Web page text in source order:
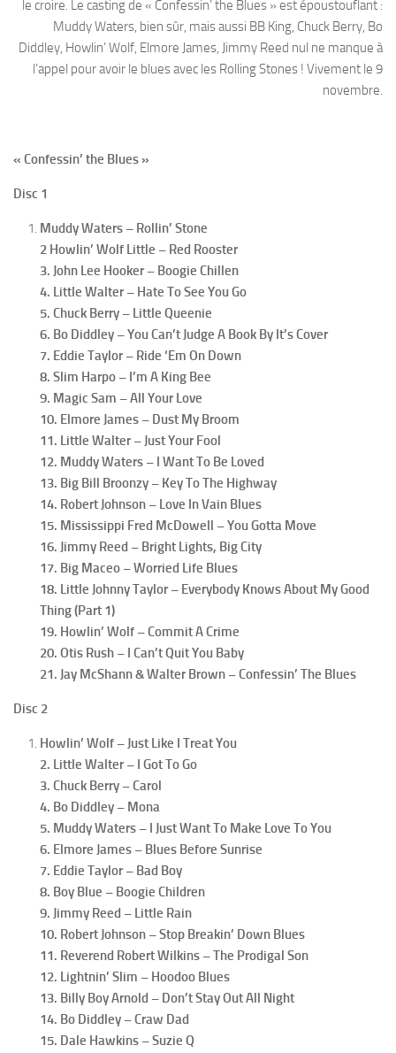
le croire. Le casting de « Confessin’ the Blues » est époustouflant :
Muddy Waters, bien sûr, mais aussi BB King, Chuck Berry, Bo
Diddley, Howlin’ Wolf, Elmore James, Jimmy Reed nul ne manque à
l’appel pour avoir le blues avec les Rolling Stones ! Vivement le 9
novembre.
« Confessin’ the Blues »
Disc 1
Muddy Waters – Rollin’ Stone
2 Howlin’ Wolf Little – Red Rooster
3. John Lee Hooker – Boogie Chillen
4. Little Walter – Hate To See You Go
5. Chuck Berry – Little Queenie
6. Bo Diddley – You Can’t Judge A Book By It’s Cover
7. Eddie Taylor – Ride ‘Em On Down
8. Slim Harpo – I’m A King Bee
9. Magic Sam – All Your Love
10. Elmore James – Dust My Broom
11. Little Walter – Just Your Fool
12. Muddy Waters – I Want To Be Loved
13. Big Bill Broonzy – Key To The Highway
14. Robert Johnson – Love In Vain Blues
15. Mississippi Fred McDowell – You Gotta Move
16. Jimmy Reed – Bright Lights, Big City
17. Big Maceo – Worried Life Blues
18. Little Johnny Taylor – Everybody Knows About My Good
Thing (Part 1)
19. Howlin’ Wolf – Commit A Crime
20. Otis Rush – I Can’t Quit You Baby
21. Jay McShann & Walter Brown – Confessin’ The Blues
Disc 2
Howlin’ Wolf – Just Like I Treat You
2. Little Walter – I Got To Go
3. Chuck Berry – Carol
4. Bo Diddley – Mona
5. Muddy Waters – I Just Want To Make Love To You
6. Elmore James – Blues Before Sunrise
7. Eddie Taylor – Bad Boy
8. Boy Blue – Boogie Children
9. Jimmy Reed – Little Rain
10. Robert Johnson – Stop Breakin’ Down Blues
11. Reverend Robert Wilkins – The Prodigal Son
12. Lightnin’ Slim – Hoodoo Blues
13. Billy Boy Arnold – Don’t Stay Out All Night
14. Bo Diddley –Craw Dad
15. Dale Hawkins – Suzie Q